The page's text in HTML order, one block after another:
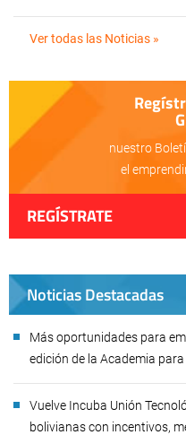
Ver todas las Noticias »
nuestro
el
REGÍSTRATE
Noticias Destacadas
Más oportunidades para
edición de la Academia
Vuelve Incuba Unión
bolivianas con incentivos,